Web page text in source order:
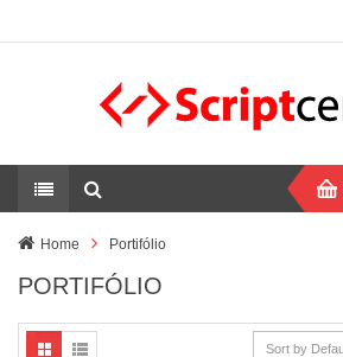
Home Portifólio
PORTIFÓLIO
Sort by